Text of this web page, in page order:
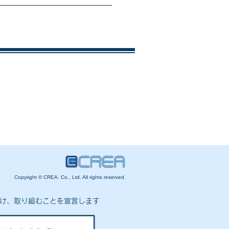
Copyright © CREA. Co., Ltd. All rights reserved.
、取り組むことを宣言します